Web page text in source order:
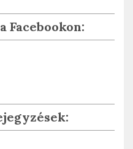
Facebookon: